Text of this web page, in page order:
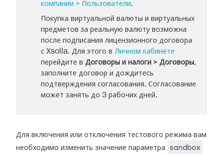
компании > Пользователи.
Покупка виртуальной валюты и виртуальных
предметов за реальную валюту возможна
после подписания лицензионного договора
с Xsolla. Для этого в Личном кабинете
перейдите в Договоры и налоги > Договоры,
заполните договор и дождитесь
подтверждения согласования. Согласование
может занять до 3 рабочих дней.
Для включения или отключения тестового режима вам
необходимо изменить значение параметра
sandbox